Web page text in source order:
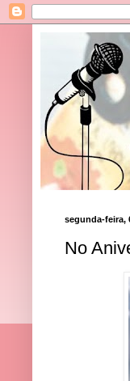
segunda-feira,
No